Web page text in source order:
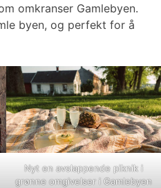
omkranser Gamlebyen.
byen, og perfekt for å
Nyt en avslappende piknik i
grønne omgivelser i Gamlebyen